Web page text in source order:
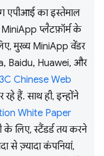
का इस्तेमाल
प्लैटफ़ॉर्म के
मुख्य MiniApp वेंडर
Baidu, Huawei, और
Chinese Web
हैं. साथ ही, इन्होंने
White Paper
के लिए, स्टैंडर्ड तय करने
से ज़्यादा कंपनियां,